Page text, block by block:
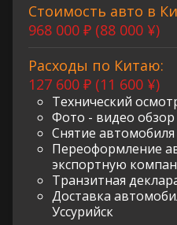
Стоимость авто в
968 000 ₽ (88 000 ¥)
Расходы по Китаю:
127 600 ₽ (11 600 ¥)
Технический
Фото - видео обзор
Снятие автомобиля
Переоформление
экспортную
Транзитная
Доставка
Уссурийск